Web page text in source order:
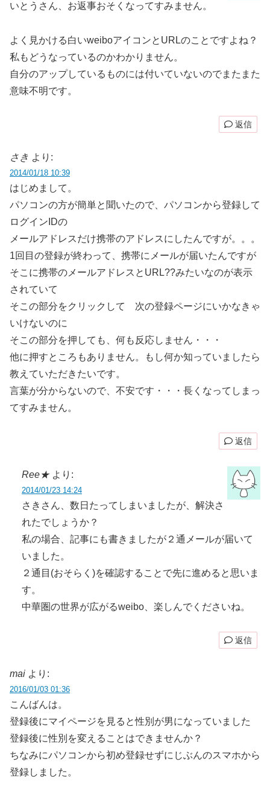
いとうさん、お返事おそくなってすみません。
よく見かける白いweiboアイコンとURLのことですよね？
私もどうなっているのかわかりません。
自分のアップしているものには付いていないのでまたまた
意味不明です。
返信
さき より:
2014/01/18 10:39
はじめまして。
パソコンの方が簡単と聞いたので、パソコンから登録して
ログインIDの
メールアドレスだけ携帯のアドレスにしたんですが。。。
1回目の登録が終わって、携帯にメールが届いたんですが
そこに携帯のメールアドレスとURL??みたいなのが表示
されていて
そこの部分をクリックして 次の登録ページにいかなきゃ
いけないのに
そこの部分を押しても、何も反応しません・・・
他に押すところもありません。もし何か知っていましたら
教えていただきたいです。
言葉が分からないので、不安です・・・長くなってしまっ
てすみません。
返信
Ree★ より:
2014/01/23 14:24
さきさん、数日たってしまいましたが、解決さ
れたでしょうか？
私の場合、記事にも書きましたが２通メールが届いて
いました。
２通目(おそらく)を確認することで先に進めると思いま
す。
中華圏の世界が広がるweibo、楽しんでくださいね。
返信
mai より:
2016/01/03 01:36
こんばんは。
登録後にマイページを見ると性別が男になっていました
登録後に性別を変えることはできませんか？
ちなみにパソコンから初め登録せずにじぶんのスマホから
登録しました。